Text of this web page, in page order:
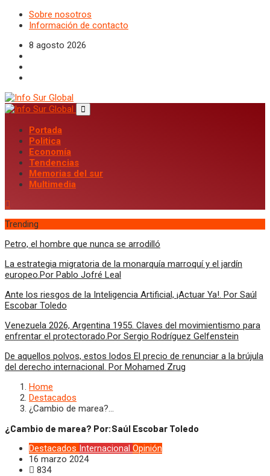
Sobre nosotros
Información de contacto
8 agosto 2026
Portada
Politica
Economía
Tendencias
Memorias del sur
Multimedia
Trending
Petro, el hombre que nunca se arrodilló
La estrategia migratoria de la monarquía marroquí y el jardín
europeo.Por Pablo Jofré Leal
Ante los riesgos de la Inteligencia Artificial, ¡Actuar Ya!. Por Saúl
Escobar Toledo
Venezuela 2026, Argentina 1955. Claves del movimientismo para
enfrentar el protectorado.Por Sergio Rodríguez Gelfenstein
De aquellos polvos, estos lodos El precio de renunciar a la brújula
del derecho internacional. Por Mohamed Zrug
Home
Destacados
¿Cambio de marea?…
¿Cambio de marea? Por:Saúl Escobar Toledo
Destacados Internacional Opinión
16 marzo 2024
834